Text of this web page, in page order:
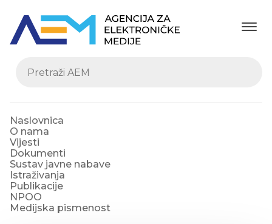
Naslovnica
O nama
Vijesti
Dokumenti
Sustav javne nabave
Istraživanja
Publikacije
NPOO
Medijska pismenost